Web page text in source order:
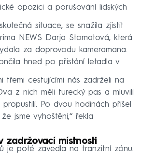
opozici a porušování lidských
situace, se snažila zjistit
NEWS Darja Stomatová, která
za doprovodu kameramana.
hned po přistání letadla v
třemi cestujícími nás zadrželi na
z nich měli turecký pas a mluvili
Po dvou hodinách přišel
jsme vyhoštěni,“ řekla
zadržovací místnosti
je poté zavedla na tranzitní zónu.